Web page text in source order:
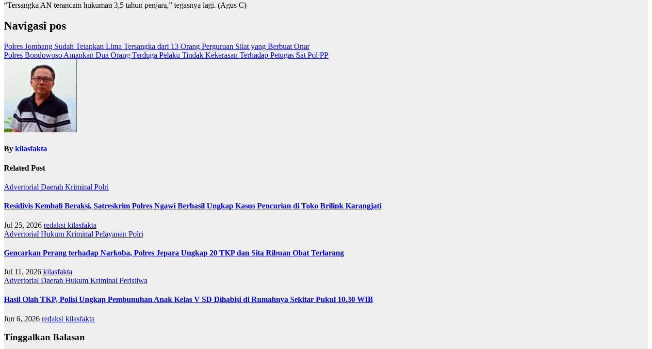
“Tersangka AN terancam hukuman 3,5 tahun penjara,” tegasnya lagi. (Agus C)
Navigasi pos
Polres Jombang Sudah Tetapkan Lima Tersangka dari 13 Orang Perguruan Silat yang Berbuat Onar
Polres Bondowoso Amankan Dua Orang Terduga Pelaku Tindak Kekerasan Terhadap Petugas Sat Pol PP
By kilasfakta
Related Post
Advertorial Daerah Kriminal Polri
Residivis Kembali Beraksi, Satreskrim Polres Ngawi Berhasil Ungkap Kasus Pencurian di Toko Brilink Karangjati
Jul 25, 2026 redaksi kilasfakta
Advertorial Hukum Kriminal Pelayanan Polri
Gencarkan Perang terhadap Narkoba, Polres Jepara Ungkap 20 TKP dan Sita Ribuan Obat Terlarang
Jul 11, 2026 kilasfakta
Advertorial Daerah Hukum Kriminal Peristiwa
Hasil Olah TKP, Polisi Ungkap Pembunuhan Anak Kelas V SD Dihabisi di Rumahnya Sekitar Pukul 10.30 WIB
Jun 6, 2026 redaksi kilasfakta
Tinggalkan Balasan